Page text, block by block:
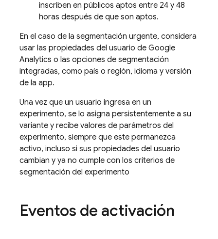
inscriben en públicos aptos entre 24 y 48
horas después de que son aptos.
En el caso de la segmentación urgente, considera
usar las propiedades del usuario de Google
Analytics o las opciones de segmentación
integradas, como país o región, idioma y versión
de la app.
Una vez que un usuario ingresa en un
experimento, se lo asigna persistentemente a su
variante y recibe valores de parámetros del
experimento, siempre que este permanezca
activo, incluso si sus propiedades del usuario
cambian y ya no cumple con los criterios de
segmentación del experimento
Eventos de activación